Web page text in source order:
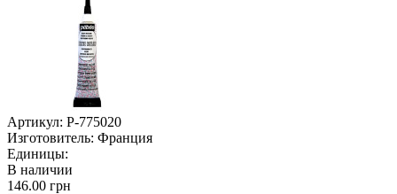
Артикул: P-775020
Изготовитель: Франция
Единицы:
В наличии
146.00 грн